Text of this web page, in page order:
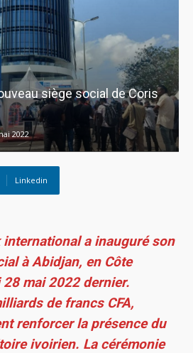
siège social de Coris
2022
Linkedin
international a inauguré son
à Abidjan, en Côte
28 mai 2022 dernier.
de francs CFA,
renforcer la présence du
ivoirien. La cérémonie